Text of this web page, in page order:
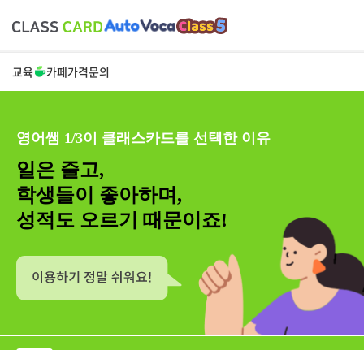
교육 카페가격문의
영어쌤 1/3이 클래스카드를 선택한 이유
일은 줄고,
학생들이 좋아하며,
성적도 오르기 때문이죠!